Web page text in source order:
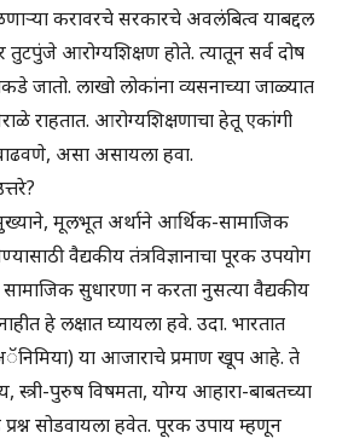
करावरचे सरकारचे अवलंबित्व याबद्दल
आरोग्यशिक्षण होते. त्यातून सर्व दोष
जातो. लाखो लोकांना व्यसनाच्या जाळ्यात
राहतात. आरोग्यशिक्षणाचा हेतू एकांगी
असा असायला हवा.
मूलभूत अर्थाने आर्थिक-सामाजिक
वैद्यकीय तंत्रविज्ञानाचा पूरक उपयोग
सुधारणा न करता नुसत्या वैद्यकीय
हे लक्षात घ्यायला हवे. उदा. भारतात
(अॅनिमिया) या आजाराचे प्रमाण खूप आहे. ते
स्त्री-पुरुष विषमता, योग्य आहारा-बाबतच्या
प्रश्न सोडवायला हवेत. पूरक उपाय म्हणून